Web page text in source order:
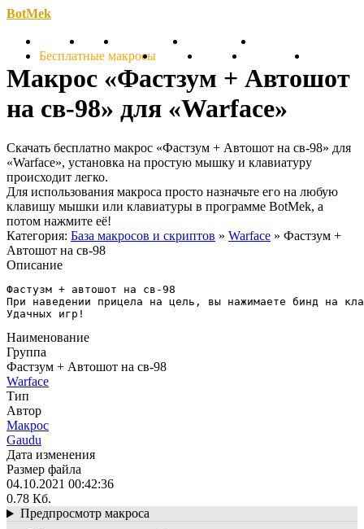
BotMek
Скачать
Обзор Обновления Инструкция
Бесплатные макросы Тарифы Отзывы Поддержка
Макрос «Фастзум + Автошот
на св-98» для «Warface»
Скачать бесплатно макрос «Фастзум + Автошот на св-98» для
«Warface», установка на простую мышку и клавиатуру
происходит легко.
Для использования макроса просто назначьте его на любую
клавишу мышки или клавиатуры в программе BotMek, а
потом нажмите её!
Категория: База макросов и скриптов » Warface » Фастзум +
Автошот на св-98
Описание
Фастузм + автошот на св-98
При наведении прицела на цель, вы нажимаете бинд на
Удачных игр!
Наименование
Группа
Фастзум + Автошот на св-98
Warface
Тип
Автор
Макрос
Gaudu
Дата изменения
Размер файла
04.10.2021 00:42:36
0.78 Кб.
Предпросмотр макроса